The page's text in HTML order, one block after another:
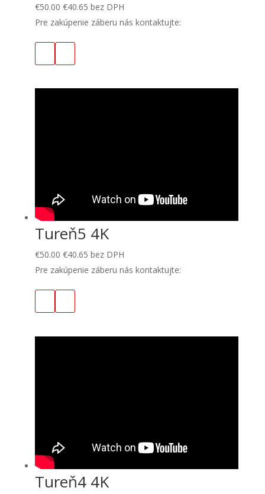
€50.00 €40.65 bez DPH
Pre zakúpenie záberu nás kontaktujte:
Tureň5 4K
€50.00 €40.65 bez DPH
Pre zakúpenie záberu nás kontaktujte:
Tureň4 4K